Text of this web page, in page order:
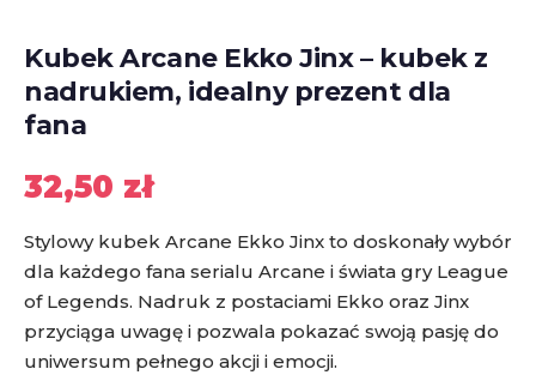
Kubek Arcane Ekko Jinx – kubek z
nadrukiem, idealny prezent dla
fana
32,50 zł
Stylowy kubek Arcane Ekko Jinx to doskonały wybór
dla każdego fana serialu Arcane i świata gry League
of Legends. Nadruk z postaciami Ekko oraz Jinx
przyciąga uwagę i pozwala pokazać swoją pasję do
uniwersum pełnego akcji i emocji.